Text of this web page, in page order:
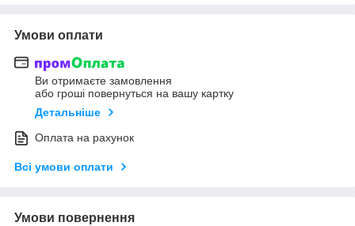
Умови оплати
Ви отримаєте замовлення
або гроші повернуться на вашу картку
Детальніше
Оплата на рахунок
Всі умови оплати
Умови повернення